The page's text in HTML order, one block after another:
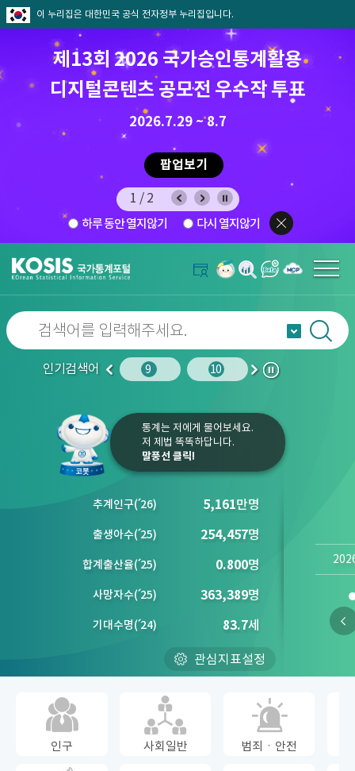
이 누리집은 대한민국 공식 전자정부 누리집입니다.
제13회 2026 국가승인통계활용
디지털콘텐츠 공모전 우수작 투표
2026.7.29 ~ 8.7
팝업보기
8.7.(금) ~ 8.21.(금)
1/2
하루 동안 열지않기 다시 열지않기
인기검색어
이
10 청소년 9 10 1
다
정
통계는 저에게 물어보세요.
저 제법 똑똑하답니다.
말풍선 클릭!
추계인구(´26) 5,161만명
출생아수(´25) 254,457명
합계출산율(´25) 0.800명
사망자수(´25) 363,389명
기대수명(´24) 83.7세
관심지표설정
인구 사회일반 범죄ㆍ안전